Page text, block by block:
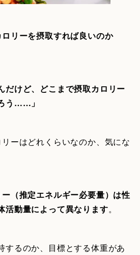
ロリーを摂取すれば良いのか
だけど、どこまで摂取カロリー
う……」
ーはどれくらいなのか、気にな
（推定エネルギー必要量）は性
活動量によって異なります。
するのか、目標とする体重があ